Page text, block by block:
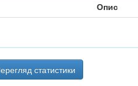
Опис
статистики